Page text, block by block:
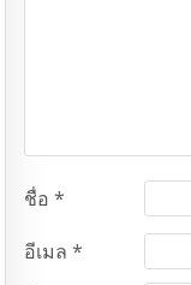
ชื่อ*
อีเมล*